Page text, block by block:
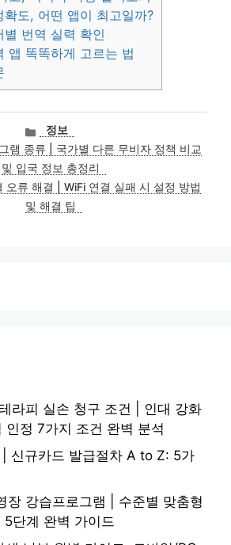
확도, 어떤 앱이 최고일까?
별 번역 실력 확인
앱 똑똑하게 고르는 법
카
테
고
리
정보
램 종류 | 국가별 다른 무비자 정책 비교
및 입국 정보 총정리
오류 해결 | WiFi 연결 실패 시 설정 방법
및 해결 팁
라피 실손 청구 조건 | 인대 강화
인정 7가지 조건 완벽 분석
신규카드 발급절차 A to Z: 5가
장 강습프로그램 | 수준별 맞춤형
단계 완벽 가이드